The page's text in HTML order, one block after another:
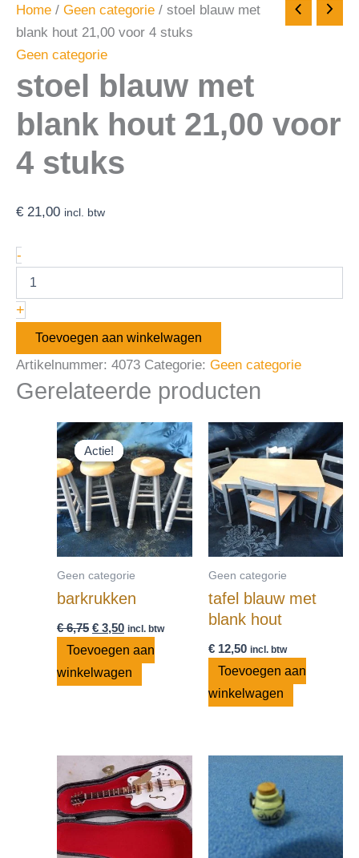
Home / Geen categorie / stoel blauw met
blank hout 21,00 voor 4 stuks
Geen categorie
stoel blauw met
blank hout 21,00 voor
4 stuks
€ 21,00 incl. btw
-
+
Toevoegen aan winkelwagen
Artikelnummer: 4073 Categorie: Geen categorie
Gerelateerde producten
Actie!
Actie!
Geen categorie
barkrukken
€6,75
Oorspronkelijke
prijs
was:
€ 6,75.
€ 3,50
Huidige
prijs
is:
€ 3,50.
incl. btw
Toevoegen aan
winkelwagen
Geen categorie
tafel blauw met
blank hout
€12,50 incl. btw
Toevoegen aan
winkelwagen